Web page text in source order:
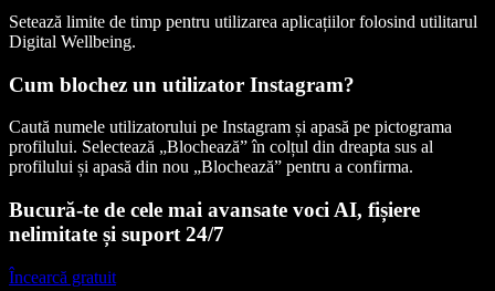
Setează limite de timp pentru utilizarea aplicațiilor folosind utilitarul
Digital Wellbeing.
Cum blochez un utilizator Instagram?
Caută numele utilizatorului pe Instagram și apasă pe pictograma
profilului. Selectează „Blochează” în colțul din dreapta sus al
profilului și apasă din nou „Blochează” pentru a confirma.
Bucură-te de cele mai avansate voci AI, fișiere
nelimitate și suport 24/7
Încearcă gratuit